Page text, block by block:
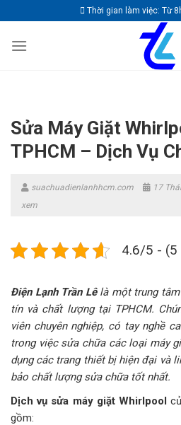
to
content
Thời gian làm việc: Từ
Sửa Máy Giặt
TPHCM – Dịch Vụ
suachuadienlanhhcm.com 17
xem
4.6/5 - (5
Điện Lạnh Trần Lêlà một trung tâm
tín và chất lượng tại TPHCM.
viên chuyên nghiệp, có tay nghề
trong việc sửa chữa các loại máy
dụng các trang thiết bị hiện đại và
bảo chất lượng sửa chữa tốt nhất.
Dịch vụ sửa máy giặt Whirlpool
gồm: